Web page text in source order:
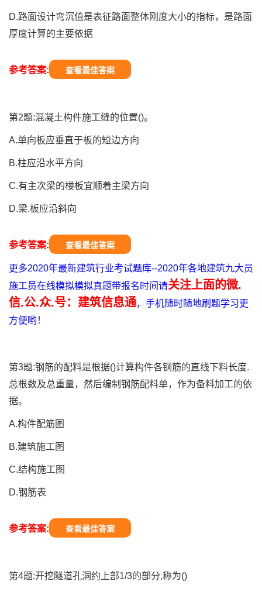
D.路面设计弯沉值是表征路面整体刚度大小的指标，是路面
厚度计算的主要依据
参考答案: 查看最佳答案
第2题:混凝土构件施工缝的位置()。
A.单向板应垂直于板的短边方向
B.柱应沿水平方向
C.有主次梁的楼板宜顺着主梁方向
D.梁.板应沿斜向
参考答案: 查看最佳答案
更多2020年最新建筑行业考试题库--2020年各地建筑九大员
施工员在线模拟模拟真题带报名时间请关注上面的微.
信.公.众.号：建筑信息通，手机随时随地刷题学习更
方便哟！
第3题:钢筋的配料是根据()计算构件各钢筋的直线下料长度.
总根数及总重量，然后编制钢筋配料单，作为备料加工的依
据。
A.构件配筋图
B.建筑施工图
C.结构施工图
D.钢筋表
参考答案: 查看最佳答案
第4题:开挖隧道孔洞约上部1/3的部分,称为()